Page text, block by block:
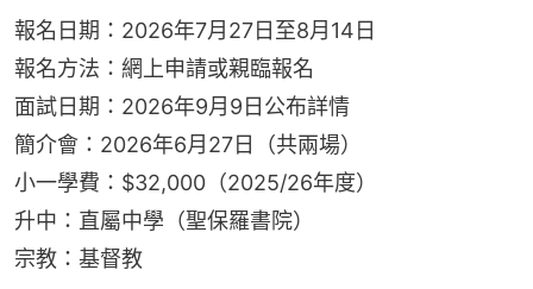
報名日期：2026年7月27日至8月14日
報名方法：網上申請或親臨報名
面試日期：2026年9月9日公布詳情
簡介會：2026年6月27日（共兩場）
小一學費：$32,000（2025/26年度）
升中：直屬中學（聖保羅書院）
宗教：基督教